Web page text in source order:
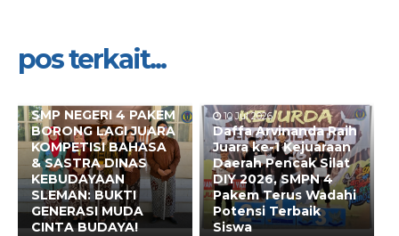
pos terkait...
SMP NEGERI 4 PAKEM
BORONG LAGI JUARA
KOMPETISI BAHASA
& SASTRA DINAS
KEBUDAYAAN
SLEMAN: BUKTI
GENERASI MUDA
CINTA BUDAYA!
10 Jul 2026
Daffa Arvinanda Raih
Juara ke-1 Kejuaraan
Daerah Pencak Silat
DIY 2026, SMPN 4
Pakem Terus Wadahi
Potensi Terbaik
Siswa